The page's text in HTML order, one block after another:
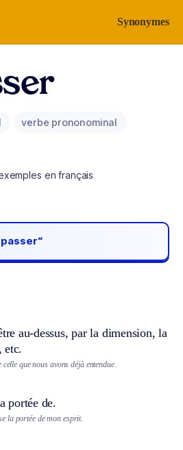
Synonymes
verbe prononominal
en français
au-dessus, par la dimension, la
etc.
que nous avons déjà entendue.
portée de.
la portée de mon esprit.